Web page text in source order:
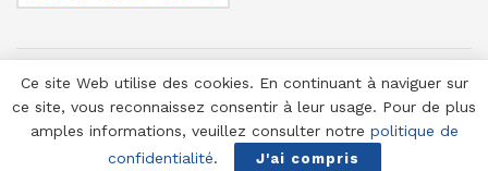
© 1958-2025 Jeune Nation
Ce site Web utilise des cookies. En continuant à naviguer sur
ce site, vous reconnaissez consentir à leur usage. Pour de plus
amples informations, veuillez consulter notre politique de
confidentialité. J'ai compris